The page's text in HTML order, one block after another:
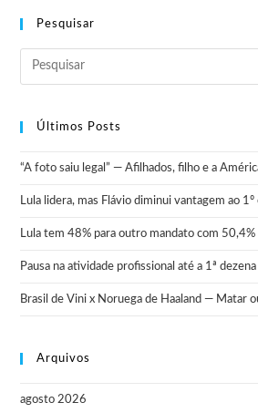
Pesquisar
Últimos Posts
“A foto saiu legal” — Afilhados, filho e a
Lula lidera, mas Flávio diminui vantagem ao
Lula tem 48% para outro mandato com
Pausa na atividade profissional até a 1ª
Brasil de Vini x Noruega de Haaland — Matar
Arquivos
agosto 2026